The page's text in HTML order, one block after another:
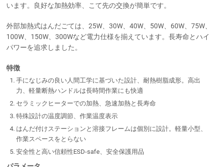
います。良好な加熱効率、こて先の交換が簡単です。
外部加熱式はんだごては、25W、30W、40W、50W、60W、75W、
100W、150W、300Wなど電力仕様を揃えています。長寿命とハイ
パワーを追求しました。
特徴
手になじみの良い人間工学に基づいた設計、耐熱樹脂成形。高出
力、軽量断熱ハンドルは長時間作業にも快適
セラミックヒーターでの加熱、急速加熱と長寿命
特殊設計の温度調節、作業温度表示
はんだ付けステーションと溶接フレームは個別に設計。軽量小型、
作業スペースをとらない
安全性と高い信頼性ESD-safe、安全保護用品